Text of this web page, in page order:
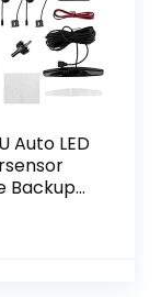
Auto LED
Backup